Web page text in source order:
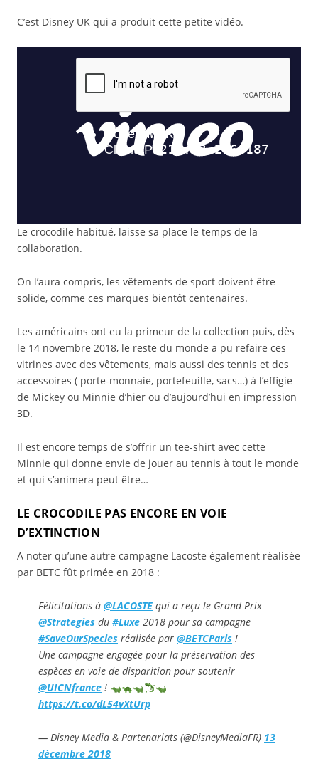
C’est Disney UK qui a produit cette petite vidéo.
Le crocodile habitué, laisse sa place le temps de la
collaboration.
On l’aura compris, les vêtements de sport doivent être
solide, comme ces marques bientôt centenaires.
Les américains ont eu la primeur de la collection puis, dès
le 14 novembre 2018, le reste du monde a pu refaire ces
vitrines avec des vêtements, mais aussi des tennis et des
accessoires ( porte-monnaie, portefeuille, sacs…) à l’effigie
de Mickey ou Minnie d’hier ou d’aujourd’hui en impression
3D.
Il est encore temps de s’offrir un tee-shirt avec cette
Minnie qui donne envie de jouer au tennis à tout le monde
et qui s’animera peut être…
LE CROCODILE PAS ENCORE EN VOIE
D’EXTINCTION
A noter qu’une autre campagne Lacoste également réalisée
par BETC fût primée en 2018 :
Félicitations à@LACOSTE qui a reçu le Grand Prix
@Strategies du#Luxe 2018 pour sa campagne
#SaveOurSpecies réalisée par@BETCParis !
Une campagne engagée pour la préservation des
espèces en voie de disparition pour soutenir
@UICNfrance !
https://t.co/dL54vXtUrp
— Disney Media & Partenariats (@DisneyMediaFR) 13
décembre 2018